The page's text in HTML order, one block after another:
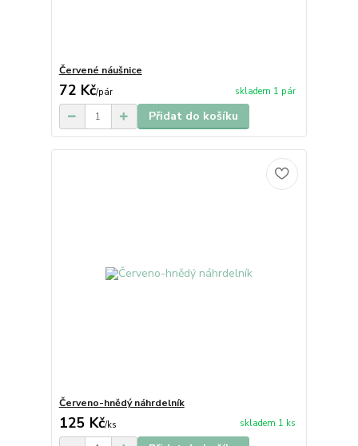
Červené náušnice
72 Kč/pár skladem 1 pár
Přidat do košíku
Červeno-hnědý náhrdelník
125 Kč/ks skladem 1 ks